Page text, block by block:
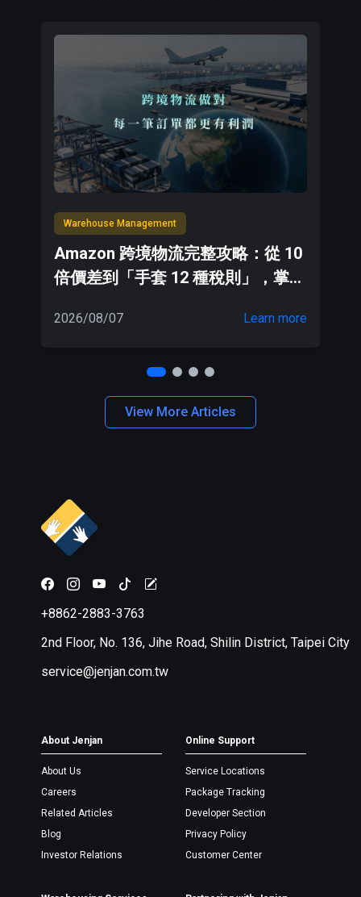
Warehouse Management
Amazon 跨境物流完整攻略：從 10
倍價差到「手套 12 種稅則」，掌握
2026/08/07 Learn more
View More Articles
+8862-2883-3763
2nd Floor, No. 136, Jihe Road, Shilin District, Taipei City
service@jenjan.com.tw
About Jenjan
About Us
Careers
Related Articles
Blog
Investor Relations
Online Support
Service Locations
Package Tracking
Developer Section
Privacy Policy
Customer Center